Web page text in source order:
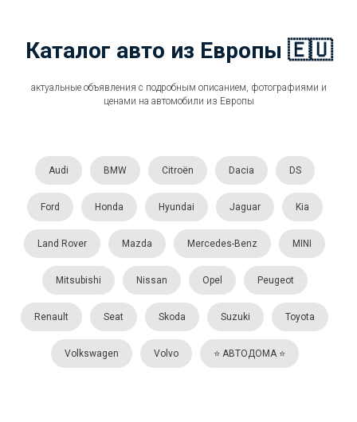
Каталог авто из Европы 🇪🇺
актуальные объявления с подробным описанием, фотографиями и
ценами на автомобили из Европы
Audi BMW Citroën Dacia DS
Ford Honda Hyundai Jaguar Kia
Land Rover Mazda Mercedes-Benz MINI
Mitsubishi Nissan Opel Peugeot
Renault Seat Skoda Suzuki Toyota
Volkswagen Volvo ⭐️ АВТОДОМА ⭐️